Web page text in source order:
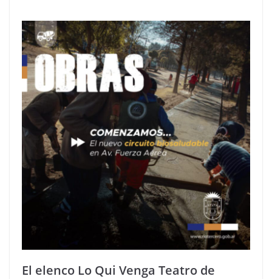
El elenco Lo Qui Venga Teatro de